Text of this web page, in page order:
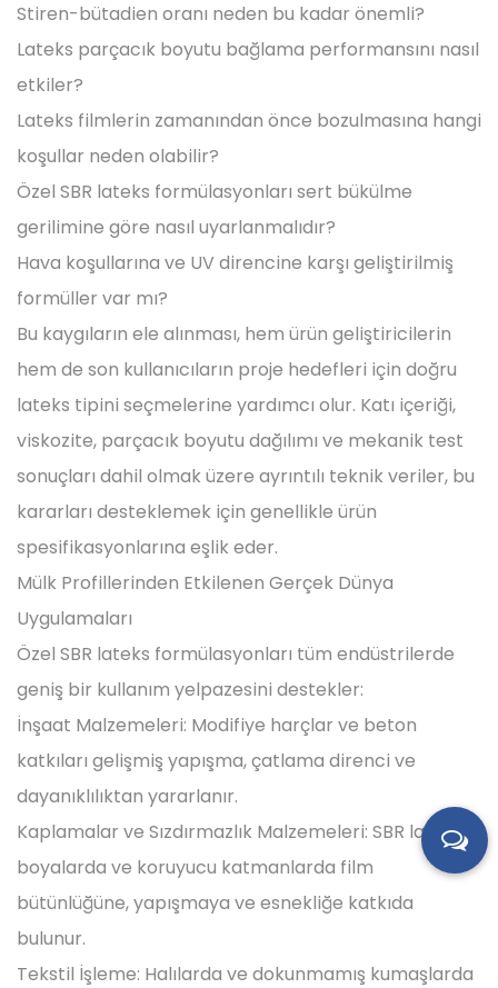
Stiren-bütadien oranı neden bu kadar önemli?
Lateks parçacık boyutu bağlama performansını nasıl
etkiler?
Lateks filmlerin zamanından önce bozulmasına hangi
koşullar neden olabilir?
Özel SBR lateks formülasyonları sert bükülme
gerilimine göre nasıl uyarlanmalıdır?
Hava koşullarına ve UV direncine karşı geliştirilmiş
formüller var mı?
Bu kaygıların ele alınması, hem ürün geliştiricilerin
hem de son kullanıcıların proje hedefleri için doğru
lateks tipini seçmelerine yardımcı olur. Katı içeriği,
viskozite, parçacık boyutu dağılımı ve mekanik test
sonuçları dahil olmak üzere ayrıntılı teknik veriler, bu
kararları desteklemek için genellikle ürün
spesifikasyonlarına eşlik eder.
Mülk Profillerinden Etkilenen Gerçek Dünya
Uygulamaları
Özel SBR lateks formülasyonları tüm endüstrilerde
geniş bir kullanım yelpazesini destekler:
İnşaat Malzemeleri: Modifiye harçlar ve beton
katkıları gelişmiş yapışma, çatlama direnci ve
dayanıklılıktan yararlanır.
Kaplamalar ve Sızdırmazlık Malzemeleri: SBR lateksi,
boyalarda ve koruyucu katmanlarda film
bütünlüğüne, yapışmaya ve esnekliğe katkıda
bulunur.
Tekstil İşleme: Halılarda ve dokunmamış kumaşlarda